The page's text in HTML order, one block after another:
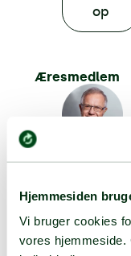
Hjemmesiden
Vi bruger cookies
vores
op
Æresmedlem
4800